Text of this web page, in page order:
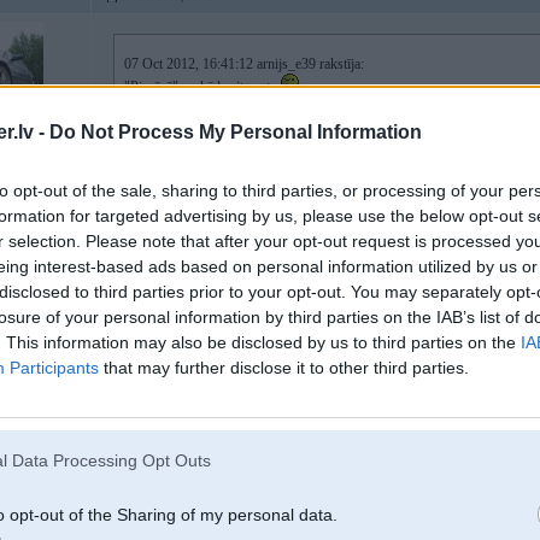
- Do Not Process My Personal Information
opt-out of the sale, sharing to third parties, or processing of your
for targeted advertising by us, please use the below opt-out
selection. Please note that after your opt-out request is processed
interest-based ads based on personal information utilized by us
to third parties prior to your opt-out. You may separately
of your personal information by third parties on the IAB’s list of
This information may also be disclosed by us to third parties on the
Participants that may further disclose it to other third parties.
Data Processing Opt Outs
opt-out of the Sharing of my personal data.
07 Oct 2012, 16:41:12 arnijs_e39 rakstīja:
"Piepīpē" no kāda cita auto
arī neder varbūt var kaut kā savādāk atvērt bagāžnieku?
07. Oct 2012, 16:45
07 Oct 2012, 16:42:31 xtcxtc rakstīja:
arī neder varbūt var kaut kā savādāk atvērt bagāžnieku?